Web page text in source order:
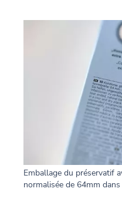
Emballage du préservatif
normalisée de 64mm